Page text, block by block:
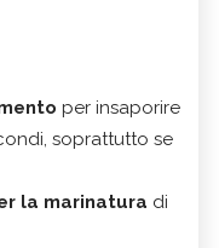
per insaporire
soprattutto se
la marinatura di